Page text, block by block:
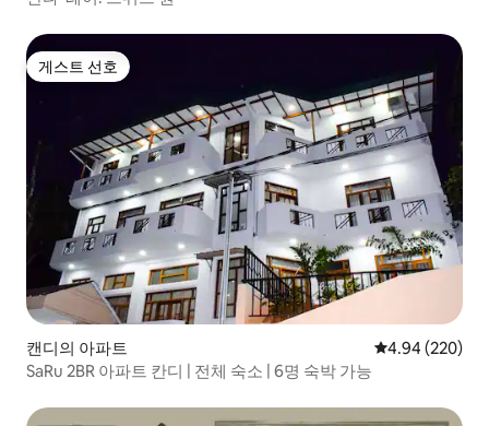
게스트 선호
게스트 선호
캔디의 아파트 평점 4.94점(5
4.94 (220)
SaRu 2BR 아파트 칸디 | 전체 숙소 | 6명 숙박 가능